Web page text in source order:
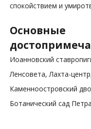
спокойствием и
Основные
Иоанновский
Ленсовета, Лахта-
Каменноостровский
Ботанический сад